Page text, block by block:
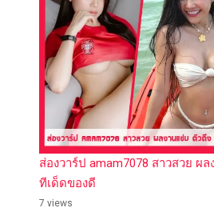
ส่องวาร์ป amam7078 สาวสวย ผ
ทีเด็ดของดี
7 views